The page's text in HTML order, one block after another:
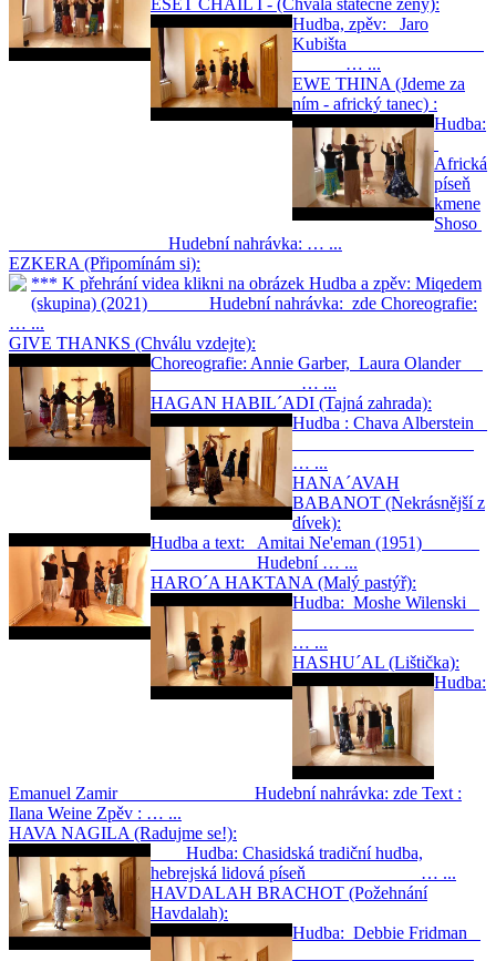
Hudba, zpěv: Jaro
Kubišta
… ...
EWE THINA (Jdeme za
ním - africký tanec) :
Hudba:
Africká
píseň
kmene
Shoso
Hudební nahrávka: … ...
EZKERA (Připomínám si):
*** K přehrání videa klikni na obrázek Hudba a zpěv: Miqedem
(skupina) (2021) Hudební nahrávka: zde Choreografie:
… ...
GIVE THANKS (Chválu vzdejte):
Choreografie: Annie Garber, Laura Olander
… ...
HAGAN HABIL´ADI (Tajná zahrada):
Hudba : Chava Alberstein
… ...
HANA´AVAH
BABANOT (Nekrásnější z
dívek):
Hudba a text: Amitai Ne'eman (1951)
Hudební … ...
HARO´A HAKTANA (Malý pastýř):
Hudba: Moshe Wilenski
… ...
HASHU´AL (Lištička):
Hudba:
Emanuel Zamir Hudební nahrávka: zde Text :
Ilana Weine Zpěv : … ...
HAVA NAGILA (Radujme se!):
Hudba: Chasidská tradiční hudba,
hebrejská lidová píseň … ...
HAVDALAH BRACHOT (Požehnání
Havdalah):
Hudba: Debbie Fridman